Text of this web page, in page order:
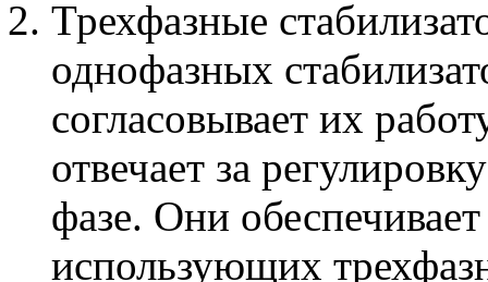
Трехфазные
однофазных
согласовывает их
отвечает за
фазе. Они
использующих